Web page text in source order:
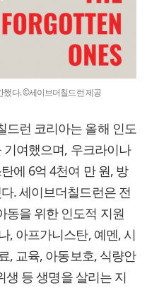
했다. ©세이브더칠드런 제공
드런 코리아는 올해 인도
여했으며, 우크라이나
에 6억 4천여 만 원, 방
. 세이브더칠드런은 전
동을 위한 인도적 지원
, 아프가니스탄, 예멘, 시
, 교육, 아동보호, 식량안
생 등 생명을 살리는 지